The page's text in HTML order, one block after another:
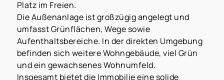
Platz im Freien.
Die Außenanlage ist großzügig angelegt und
umfasst Grünflächen, Wege sowie
Aufenthaltsbereiche. In der direkten Umgebung
befinden sich weitere Wohngebäude, viel Grün
und ein gewachsenes Wohnumfeld.
Insgesamt bietet die Immobilie eine solide